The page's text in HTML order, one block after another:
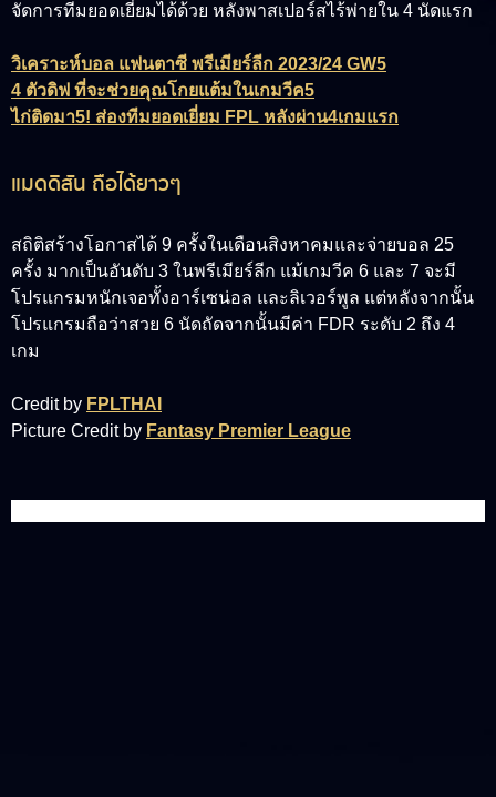
จัดการทีมยอดเยี่ยมได้ด้วย หลังพาสเปอร์สไร้พ่ายใน 4 นัดแรก
วิเคราะห์บอล แฟนตาซี พรีเมียร์ลีก 2023/24 GW5
4 ตัวดิฟ ที่จะช่วยคุณโกยแต้มในเกมวีค5
ไก่ติดมา5! ส่องทีมยอดเยี่ยม FPL หลังผ่าน4เกมแรก
แมดดิสัน ถือได้ยาวๆ
สถิติสร้างโอกาสได้ 9 ครั้งในเดือนสิงหาคมและจ่ายบอล 25
ครั้ง มากเป็นอันดับ 3 ในพรีเมียร์ลีก แม้เกมวีค 6 และ 7 จะมี
โปรแกรมหนักเจอทั้งอาร์เซน่อล และลิเวอร์พูล แต่หลังจากนั้น
โปรแกรมถือว่าสวย 6 นัดถัดจากนั้นมีค่า FDR ระดับ 2 ถึง 4
เกม
Credit by FPLTHAI
Picture Credit by Fantasy Premier League